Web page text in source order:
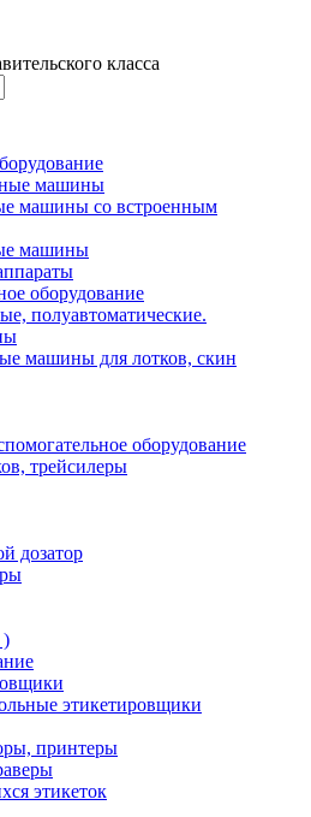
класса
машины
машины со встроенным
машины
оборудование
полуавтоматические.
машины для лотков, скин
оборудование
трейсилеры
дозатор
)
этикетировщики
принтеры
этикеток